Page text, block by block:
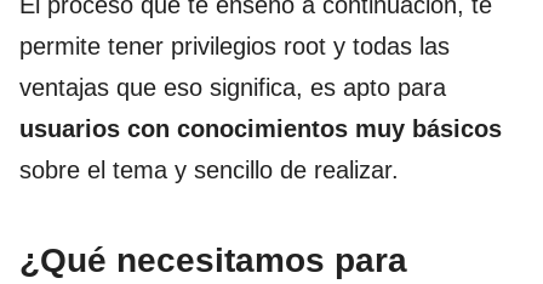
permite tener privilegios root y todas las
ventajas que eso significa, es apto para
usuarios con conocimientos muy básicos
sobre el tema y sencillo de realizar.
¿Qué necesitamos para